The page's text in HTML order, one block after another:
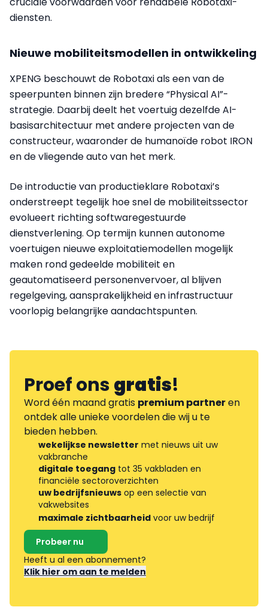
diensten.
Nieuwe mobiliteitsmodellen in ontwikkeling
XPENG beschouwt de Robotaxi als een van de
speerpunten binnen zijn bredere “Physical AI”-
strategie. Daarbij deelt het voertuig dezelfde AI-
basisarchitectuur met andere projecten van de
constructeur, waaronder de humanoïde robot IRON
en de vliegende auto van het merk.
De introductie van productieklare Robotaxi’s
onderstreept tegelijk hoe snel de mobiliteitssector
evolueert richting softwaregestuurde
dienstverlening. Op termijn kunnen autonome
voertuigen nieuwe exploitatiemodellen mogelijk
maken rond gedeelde mobiliteit en
geautomatiseerd personenvervoer, al blijven
regelgeving, aansprakelijkheid en infrastructuur
voorlopig belangrijke aandachtspunten.
Proef onsgratis!
Word één maand gratis premium partneren
ontdek alle unieke voordelen die wij u te
bieden hebben.
wekelijkse newsletter met nieuws uit uw
vakbranche
digitale toegang tot 35 vakbladen en
financiële sectoroverzichten
uw bedrijfsnieuws op een selectie van
vakwebsites
maximale zichtbaarheid voor uw bedrijf
Probeer nu
Heeft u al een abonnement?
Klik hier om aan te melden